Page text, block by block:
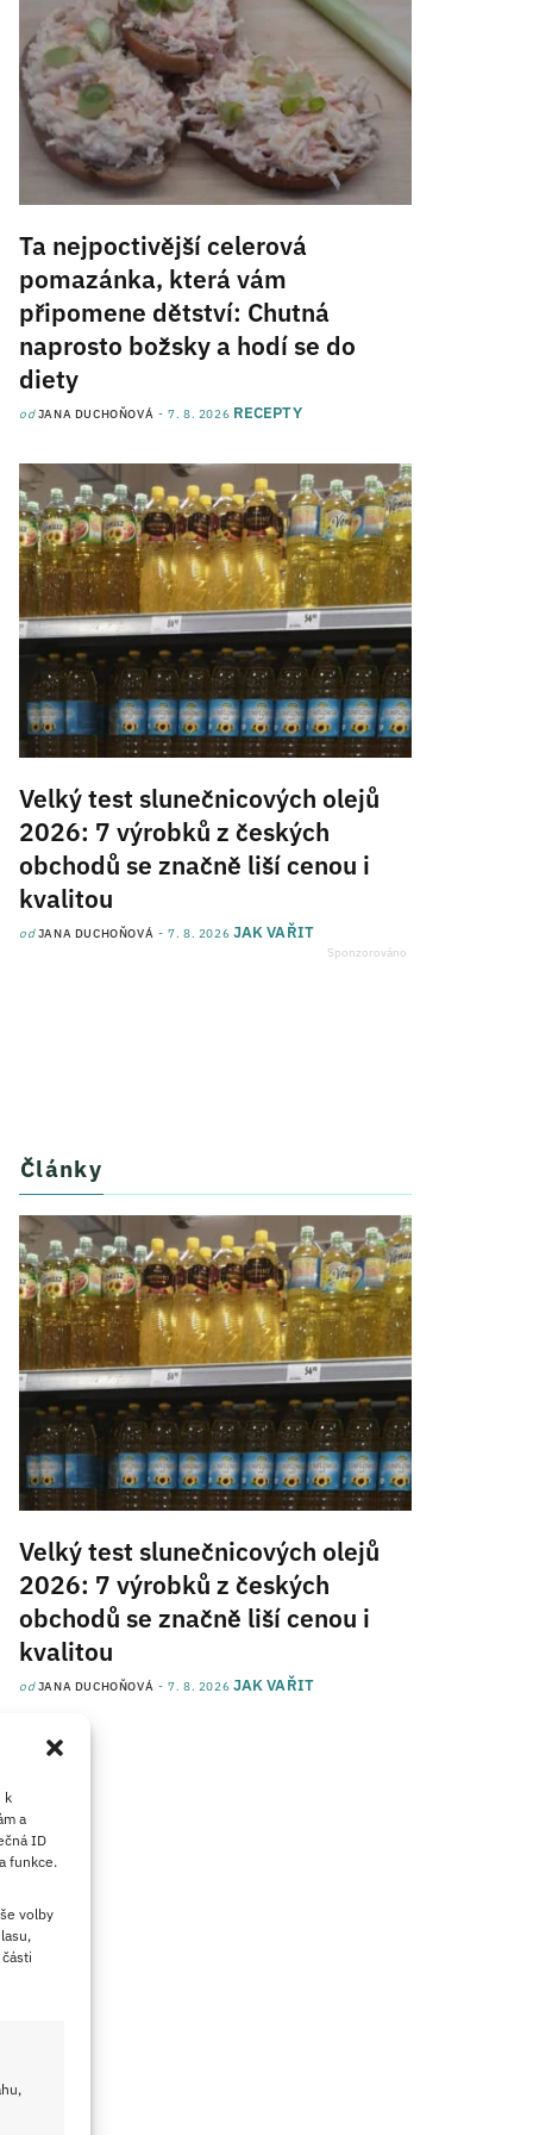
k
a
ID
funkce.
volby
Ta nejpoctivější celerová
pomazánka, která vám
připomene dětství: Chutná
naprosto božsky a hodí se do
diety
odJANA DUCHOŇOVÁ 7. 8. 2026 RECEPTY
Velký test slunečnicových olejů
2026: 7 výrobků z českých
obchodů se značně liší cenou i
kvalitou
odJANA DUCHOŇOVÁ 7. 8. 2026 JAK VAŘIT
Články
Velký test slunečnicových olejů
2026: 7 výrobků z českých
obchodů se značně liší cenou i
kvalitou
odJANA DUCHOŇOVÁ 7. 8. 2026 JAK VAŘIT